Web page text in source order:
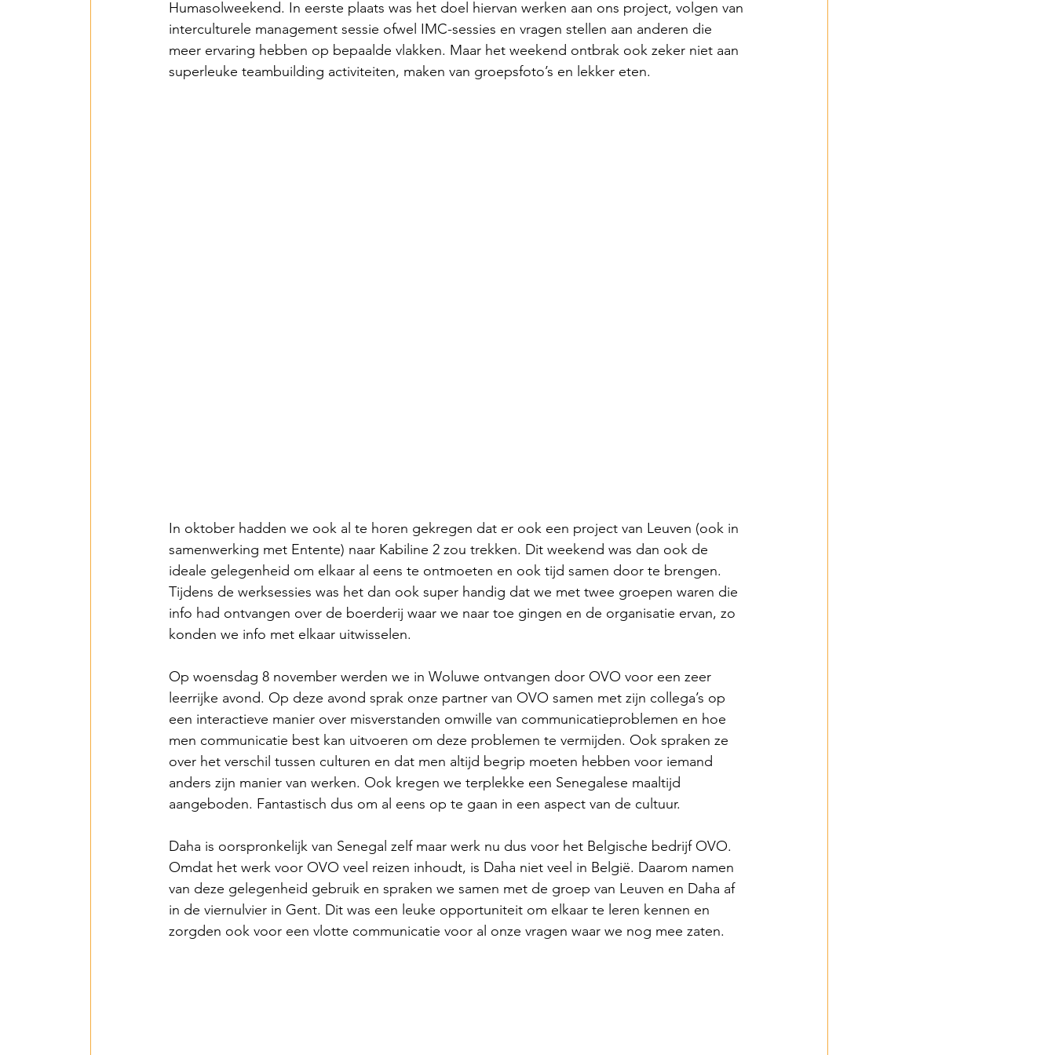
Een Hart voor Senegal - 2023
Humasolweekend. In eerste plaats was het doel hiervan werken aan ons project, volgen van
interculturele management sessie ofwel IMC-sessies en vragen stellen aan anderen die
meer ervaring hebben op bepaalde vlakken. Maar het weekend ontbrak ook zeker niet aan
superleuke teambuilding activiteiten, maken van groepsfoto’s en lekker eten.
In oktober hadden we ook al te horen gekregen dat er ook een project van Leuven (ook in
samenwerking met Entente) naar Kabiline 2 zou trekken. Dit weekend was dan ook de
ideale gelegenheid om elkaar al eens te ontmoeten en ook tijd samen door te brengen.
Tijdens de werksessies was het dan ook super handig dat we met twee groepen waren die
info had ontvangen over de boerderij waar we naar toe gingen en de organisatie ervan, zo
konden we info met elkaar uitwisselen.
Op woensdag 8 november werden we in Woluwe ontvangen door OVO voor een zeer
leerrijke avond. Op deze avond sprak onze partner van OVO samen met zijn collega’s op
een interactieve manier over misverstanden omwille van communicatieproblemen en hoe
men communicatie best kan uitvoeren om deze problemen te vermijden. Ook spraken ze
over het verschil tussen culturen en dat men altijd begrip moeten hebben voor iemand
anders zijn manier van werken. Ook kregen we terplekke een Senegalese maaltijd
aangeboden. Fantastisch dus om al eens op te gaan in een aspect van de cultuur.
Daha is oorspronkelijk van Senegal zelf maar werk nu dus voor het Belgische bedrijf OVO.
Omdat het werk voor OVO veel reizen inhoudt, is Daha niet veel in België. Daarom namen
van deze gelegenheid gebruik en spraken we samen met de groep van Leuven en Daha af
in de viernulvier in Gent. Dit was een leuke opportuniteit om elkaar te leren kennen en
zorgden ook voor een vlotte communicatie voor al onze vragen waar we nog mee zaten.